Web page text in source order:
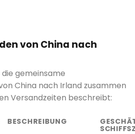
von China nach
gemeinsame
China nach Irland zusammen
Versandzeiten beschreibt:
BESCHREIBUNG